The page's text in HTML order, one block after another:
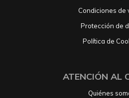
Condiciones de
Protección de
Política de
ATENCIÓN AL
Quiénes